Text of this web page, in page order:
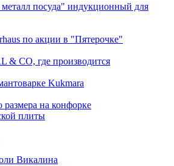
посуда" индукционный для
по акции в "Пятерочке"
& CO, где производится
Kukmara
размера на конфорке
плиты
Викалина